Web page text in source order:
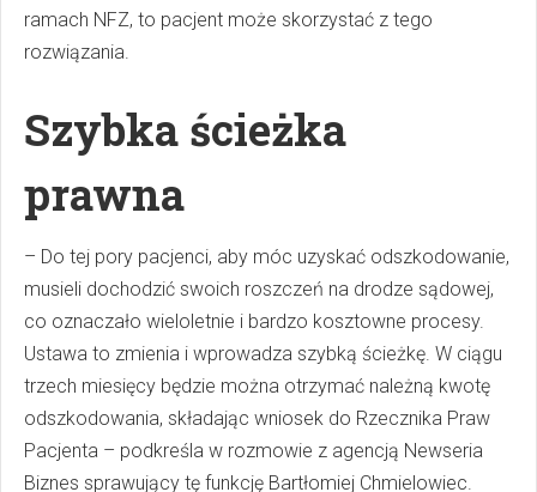
ramach NFZ, to pacjent może skorzystać z tego
rozwiązania.
Szybka ścieżka
prawna
– Do tej pory pacjenci, aby móc uzyskać odszkodowanie,
musieli dochodzić swoich roszczeń na drodze sądowej,
co oznaczało wieloletnie i bardzo kosztowne procesy.
Ustawa to zmienia i wprowadza szybką ścieżkę. W ciągu
trzech miesięcy będzie można otrzymać należną kwotę
odszkodowania, składając wniosek do Rzecznika Praw
Pacjenta – podkreśla w rozmowie z agencją Newseria
Biznes sprawujący tę funkcję Bartłomiej Chmielowiec.